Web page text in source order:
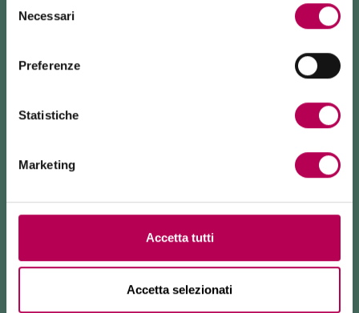
delNecessari
Preferenze
Statistiche
Marketing
Accetta tutti
Accetta selezionati
La funivia del Monte di Mezzocorona è
chiusa per lavori
tramite: sentiero SAT500, Strada delle Longhe, via Ferrata
Burrone Giovanelli.